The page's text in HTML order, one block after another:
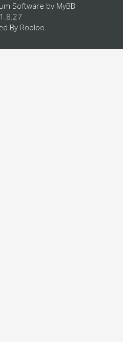
Software by MyBB
1.8.27
By Rooloo.